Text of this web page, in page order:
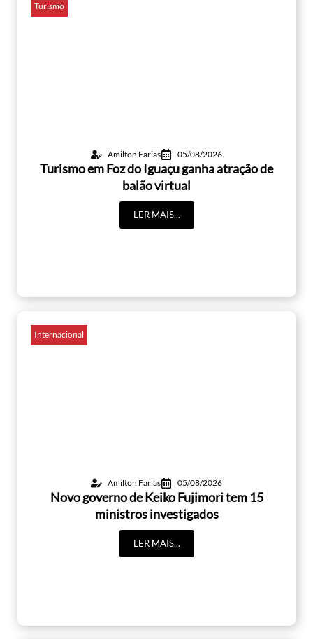
Turismo
Amilton Farias 05/08/2026
Turismo em Foz do Iguaçu ganha atração de
balão virtual
LER MAIS...
Internacional
Amilton Farias 05/08/2026
Novo governo de Keiko Fujimori tem 15
ministros investigados
LER MAIS...